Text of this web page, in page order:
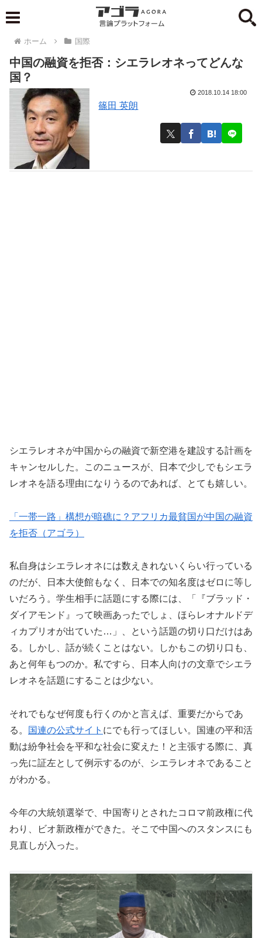
ホーム 国際
中国の融資を拒否：シエラレオネってどんな
国？
篠田 英朗
2018.10.14 18:00
シエラレオネが中国からの融資で新空港を建設する計画を
キャンセルした。このニュースが、日本で少しでもシエラ
レオネを語る理由になりうるのであれば、とても嬉しい。
「一帯一路」構想が暗礁に？アフリカ最貧国が中国の融資
を拒否（アゴラ）
私自身はシエラレオネには数えきれないくらい行っている
のだが、日本大使館もなく、日本での知名度はゼロに等し
いだろう。学生相手に話題にする際には、「『ブラッド・
ダイアモンド』って映画あったでしょ、ほらレオナルドデ
ィカプリオが出ていた…」、という話題の切り口だけはあ
る。しかし、話が続くことはない。しかもこの切り口も、
あと何年もつのか。私ですら、日本人向けの文章でシエラ
レオネを話題にすることは少ない。
それでもなぜ何度も行くのかと言えば、重要だからであ
る。
国連の公式サイト にでも行ってほしい。国連の平和活
動は紛争社会を平和な社会に変えた！と主張する際に、真
っ先に証左として例示するのが、シエラレオネであること
がわかる。
今年の大統領選挙で、中国寄りとされたコロマ前政権に代
わり、ビオ新政権ができた。そこで中国へのスタンスにも
見直しが入った。